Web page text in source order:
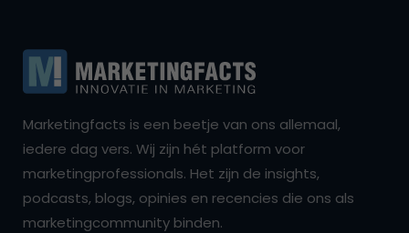
Marketingfacts is een beetje van ons allemaal,
iedere dag vers. Wij zijn hét platform voor
marketingprofessionals. Het zijn de insights,
podcasts, blogs, opinies en recencies die ons als
marketingcommunity binden.